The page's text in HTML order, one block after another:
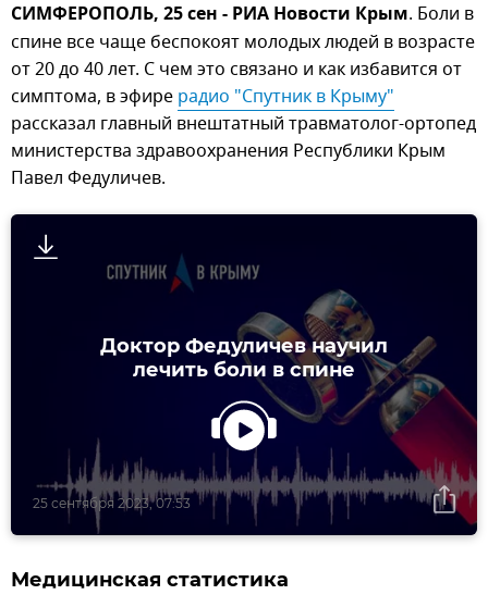
СИМФЕРОПОЛЬ, 25 сен - РИА Новости Крым. Боли в
спине все чаще беспокоят молодых людей в возрасте
от 20 до 40 лет. С чем это связано и как избавится от
симптома, в эфире радио "Спутник в Крыму"
рассказал главный внештатный травматолог-ортопед
министерства здравоохранения Республики Крым
Павел Федуличев.
Доктор Федуличев научил
лечить боли в спине
25 сентября 2023, 07:53
Медицинская статистика